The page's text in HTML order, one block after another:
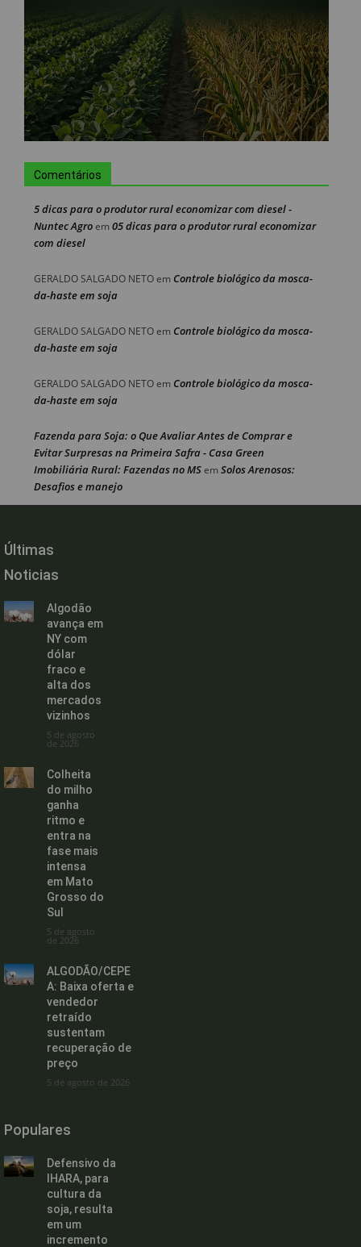
Comentários
5 dicas para o produtor rural economizar com diesel -
Nuntec Agroem 05 dicas para o produtor rural economizar
com diesel
GERALDO SALGADO NETOem Controle biológico da mosca-
da-haste em soja
GERALDO SALGADO NETOem Controle biológico da mosca-
da-haste em soja
GERALDO SALGADO NETOem Controle biológico da mosca-
da-haste em soja
Fazenda para Soja: o Que Avaliar Antes de Comprar e
Evitar Surpresas na Primeira Safra - Casa Green
Imobiliária Rural: Fazendas no MSem Solos Arenosos:
Desafios e manejo
Últimas
Noticias
Algodão
avança em
NY com
dólar
fraco e
alta dos
mercados
vizinhos
5 de agosto
de 2026
Colheita
do milho
ganha
ritmo e
entra na
fase mais
intensa
em Mato
Grosso do
Sul
5 de agosto
de 2026
ALGODÃO/CEPE
A: Baixa oferta e
vendedor
retraído
sustentam
recuperação de
preço
5 de agosto de 2026
Populares
Defensivo da
IHARA, para
cultura da
soja, resulta
em um
incremento